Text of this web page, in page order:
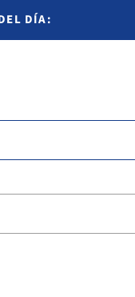
DÍA: